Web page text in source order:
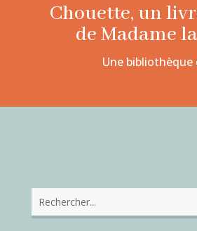
Chouette, un
de Madame
Une